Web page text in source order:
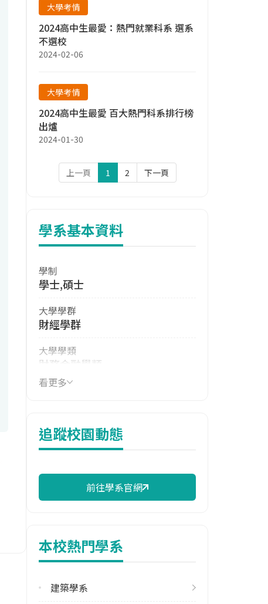
大學考情
2024高中生最愛：熱門就業科系 選系
不選校
2024-02-06
大學考情
2024高中生最愛 百大熱門科系排行榜
出爐
2024-01-30
上一頁 1 2 下一頁
學系基本資料
學制
學士,碩士
大學學群
財經學群
大學學類
財務金融學類
技職群類
114年學費
40,125 元/學期
114年雜費
8,826 元/學期
校際選課人數
113學年度上學期
看更多
追蹤校園動態
前往學系官網
本校熱門學系
建築學系